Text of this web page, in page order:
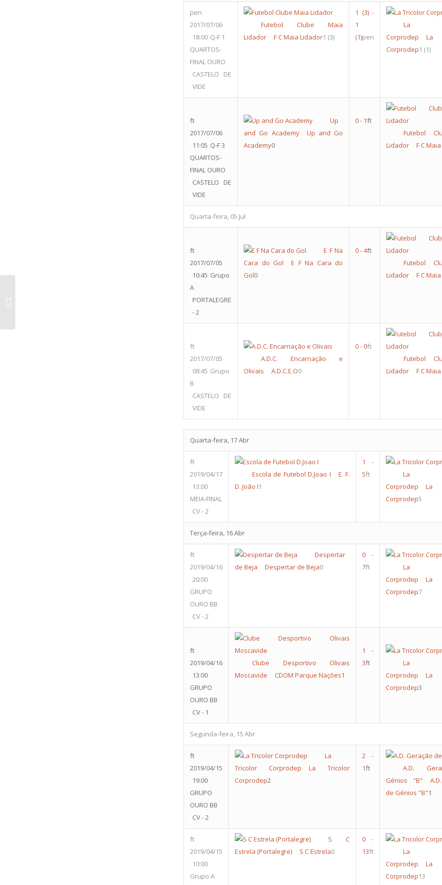
pen
2017/07/06
18:00 Q-F 1
QUARTOS-
FINAL OURO
CASTELO DE
VIDE
Futebol Clube Maia
Lidador
F C Maia Lidador1 (3)
1 (3)-
1
(1)pen
La
Corprodep
La
Corprodep1 (1)
ft
2017/07/06
11:05 Q-F 3
QUARTOS-
FINAL OURO
CASTELO DE
VIDE
Up
and Go Academy
Up and Go
Academy0
0- 1ft
Futebol
Lidador
F C
Quarta-feira, 05 Jul
ft
2017/07/05
10:45 Grupo
A
PORTALEGRE
- 2
E F Na
Cara do Gol
E F Na Cara do
Gol0
0-4ft
Futebol
Lidador
F C
ft
2017/07/05
08:45 Grupo
B
CASTELO DE
VIDE
A.D.C. Encarnação e
Olivais
A.D.C.E.O0
0-0ft
Futebol
Lidador
F C
Quarta-feira, 17 Abr
ft
2019/04/17
13:00
MEIA-FINAL
CV - 2
Escola de Futebol D.Joao I
E. F.
D. João I1
1
-
5ft
La
Corprodep
La
Corprodep5
Terça-feira, 16 Abr
ft
2019/04/16
20:00
GRUPO
OURO BB
CV - 2
Despertar
de Beja
Despertar de Beja0
0 -
7ft
La
Corprodep
La
Corprodep7
ft
2019/04/16
13:00
GRUPO
OURO BB
CV - 1
Clube Desportivo Olivais
Moscavide
CDOM Parque Nações1
1
-
3ft
La
Corprodep
La
Corprodep3
Segunda-feira, 15 Abr
ft
2019/04/15
19:00
GRUPO
OURO BB
CV - 2
La
Tricolor Corprodep
La Tricolor
Corprodep2
2 -
1ft
A.D.
Génios "B"
de Génios "B"1
ft
2019/04/15
10:00
Grupo A
S C
Estrela (Portalegre)
S C Estrela0
0 -
13ft
La
Corprodep
La
Corprodep13